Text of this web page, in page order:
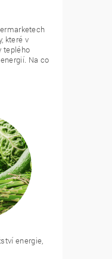
které v
teplého
Na co
energie,